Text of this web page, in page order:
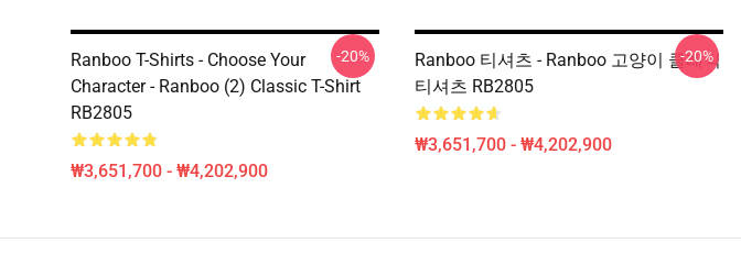
Ranboo T-Shirts - Choose Your
Character - Ranboo (2) Classic T-Shirt
RB2805
₩3,651,700 - ₩4,202,900
-20%
Ranboo 티셔츠 - Ranboo 고양이 클래식
티셔츠 RB2805
₩3,651,700 - ₩4,202,900
-20%